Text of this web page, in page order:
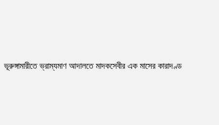
ভূরুঙ্গামারীতে ভ্রাম্যমাণ আদালতে মাদকসেবীর এক মাসের কারাদণ্ড